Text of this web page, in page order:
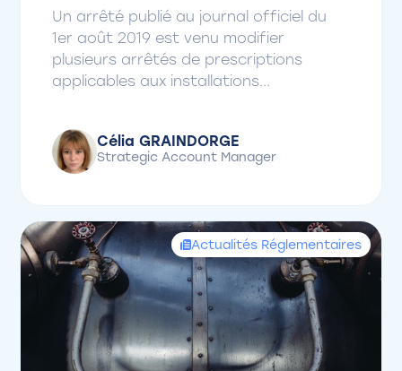
Un arrêté publié au journal officiel du
1er août 2019 est venu modifier
plusieurs arrêtés de prescriptions
applicables aux installations...
Célia GRAINDORGE
Strategic Account Manager
Actualités Réglementaires